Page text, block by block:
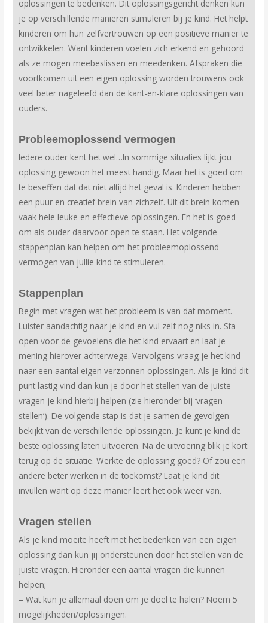
oplossingen te bedenken. Dit oplossingsgericht denken kun
je op verschillende manieren stimuleren bij je kind. Het helpt
kinderen om hun zelfvertrouwen op een positieve manier te
ontwikkelen. Want kinderen voelen zich erkend en gehoord
als ze mogen meebeslissen en meedenken. Afspraken die
voortkomen uit een eigen oplossing worden trouwens ook
veel beter nageleefd dan de kant-en-klare oplossingen van
ouders.
Probleemoplossend vermogen
Iedere ouder kent het wel…In sommige situaties lijkt jou
oplossing gewoon het meest handig. Maar het is goed om
te beseffen dat dat niet altijd het geval is. Kinderen hebben
een puur en creatief brein van zichzelf. Uit dit brein komen
vaak hele leuke en effectieve oplossingen. En het is goed
om als ouder daarvoor open te staan. Het volgende
stappenplan kan helpen om het probleemoplossend
vermogen van jullie kind te stimuleren.
Stappenplan
Begin met vragen wat het probleem is van dat moment.
Luister aandachtig naar je kind en vul zelf nog niks in. Sta
open voor de gevoelens die het kind ervaart en laat je
mening hierover achterwege. Vervolgens vraag je het kind
naar een aantal eigen verzonnen oplossingen. Als je kind dit
punt lastig vind dan kun je door het stellen van de juiste
vragen je kind hierbij helpen (zie hieronder bij ‘vragen
stellen’). De volgende stap is dat je samen de gevolgen
bekijkt van de verschillende oplossingen. Je kunt je kind de
beste oplossing laten uitvoeren. Na de uitvoering blik je kort
terug op de situatie. Werkte de oplossing goed? Of zou een
andere beter werken in de toekomst? Laat je kind dit
invullen want op deze manier leert het ook weer van.
Vragen stellen
Als je kind moeite heeft met het bedenken van een eigen
oplossing dan kun jij ondersteunen door het stellen van de
juiste vragen. Hieronder een aantal vragen die kunnen
helpen;
– Wat kun je allemaal doen om je doel te halen? Noem 5
mogelijkheden/oplossingen.